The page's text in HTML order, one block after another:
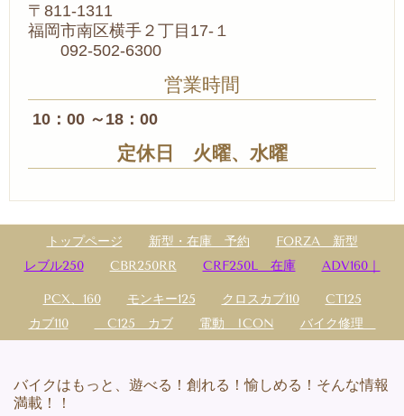
〒811-1311
福岡市南区横手２丁目17-１
092-502-6300
営業時間
10：00 ～18：00
定休日 火曜、水曜
トップページ 新型・在庫 予約
FORZA 新型
レブル250
CBR250RR CRF250L 在庫 ADV160｜
PCX、160 モンキー125 クロスカブ110
CT125
カブ110
C125 カブ 電動 ICON バイク修理
バイクはもっと、遊べる！創れる！愉しめる！そんな情報
満載！！